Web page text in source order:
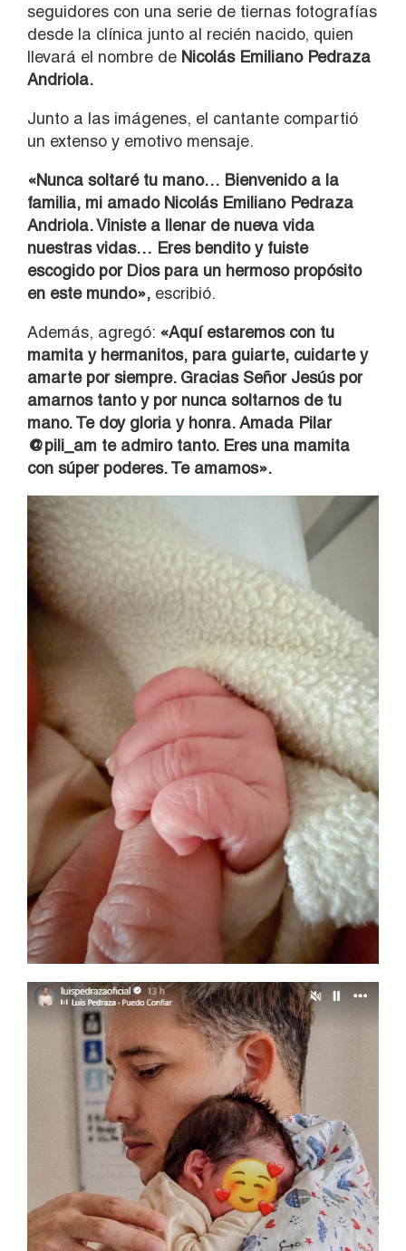
seguidores con una serie de tiernas fotografías
desde la clínica junto al recién nacido, quien
llevará el nombre de Nicolás Emiliano Pedraza
Andriola.
Junto a las imágenes, el cantante compartió
un extenso y emotivo mensaje.
«Nunca soltaré tu mano… Bienvenido a la
familia, mi amado Nicolás Emiliano Pedraza
Andriola. Viniste a llenar de nueva vida
nuestras vidas… Eres bendito y fuiste
escogido por Dios para un hermoso propósito
en este mundo», escribió.
Además, agregó: «Aquí estaremos con tu
mamita y hermanitos, para guiarte, cuidarte y
amarte por siempre. Gracias Señor Jesús por
amarnos tanto y por nunca soltarnos de tu
mano. Te doy gloria y honra. Amada Pilar
@pili_am te admiro tanto. Eres una mamita
con súper poderes. Te amamos».